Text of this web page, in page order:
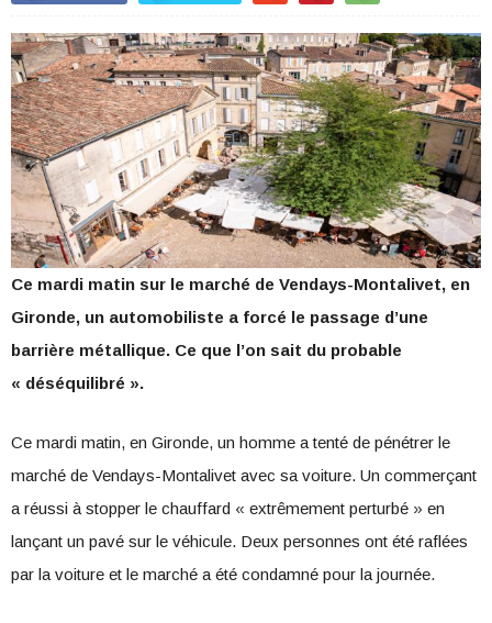
Ce mardi matin sur le marché de Vendays-Montalivet, en
Gironde, un automobiliste a forcé le passage d’une
barrière métallique. Ce que l’on sait du probable
« déséquilibré ».
Ce mardi matin, en Gironde, un homme a tenté de pénétrer le
marché de Vendays-Montalivet avec sa voiture. Un commerçant
a réussi à stopper le chauffard « extrêmement perturbé » en
lançant un pavé sur le véhicule. Deux personnes ont été raflées
par la voiture et le marché a été condamné pour la journée.